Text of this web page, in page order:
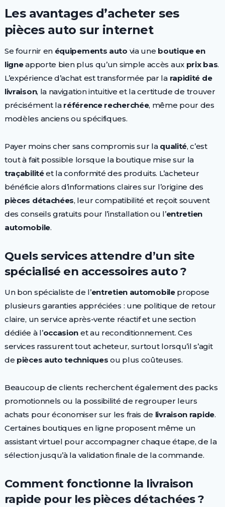
Les avantages d’acheter ses
pièces auto sur internet
Se fournir en équipements auto via une boutique en
ligneapporte bien plus qu’un simple accès aux prix bas.
L’expérience d’achat est transformée par la rapidité de
livraison, la navigation intuitive et la certitude de trouver
précisément la référence recherchée, même pour des
modèles anciens ou spécifiques.
Payer moins cher sans compromis sur la qualité, c’est
tout à fait possible lorsque la boutique mise sur la
traçabilitéet la conformité des produits. L’acheteur
bénéficie alors d’informations claires sur l’origine des
pièces détachées, leur compatibilité et reçoit souvent
des conseils gratuits pour l’installation ou l’entretien
automobile.
Quels services attendre d’un site
spécialisé en accessoires auto ?
Un bon spécialiste de l’entretien automobilepropose
plusieurs garanties appréciées : une politique de retour
claire, un service après-vente réactif et une section
dédiée à l’occasion et au reconditionnement. Ces
services rassurent tout acheteur, surtout lorsqu’il s’agit
de pièces auto techniques ou plus coûteuses.
Beaucoup de clients recherchent également des packs
promotionnels ou la possibilité de regrouper leurs
achats pour économiser sur les frais de livraison rapide.
Certaines boutiques en ligne proposent même un
assistant virtuel pour accompagner chaque étape, de la
sélection jusqu’à la validation finale de la commande.
Comment fonctionne la livraison
rapide pour les pièces détachées ?